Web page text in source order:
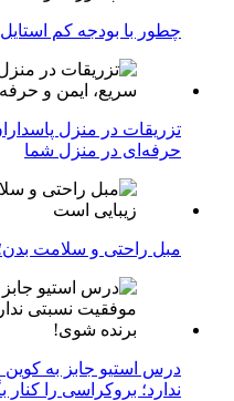
چطور با بودجه کم
تزریقات در منزل
حرفه‌ای در منزل شما
مبل راحتی و سلامت بدن؛
درس استیو جابز به
ندارد؛ بروکراسی را کنار